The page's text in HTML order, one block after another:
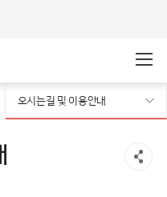
오시는길 및 이용안내